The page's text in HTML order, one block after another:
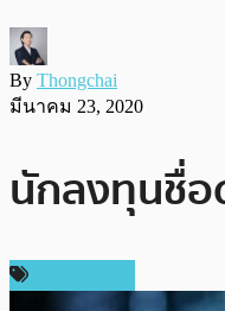
By Thongchai
มีนาคม 23, 2020
นักลงทุนชื่อ